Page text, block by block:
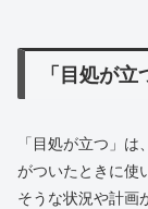
「目処が
「目処が立つ」
がついたときに使
そうな状況や計画